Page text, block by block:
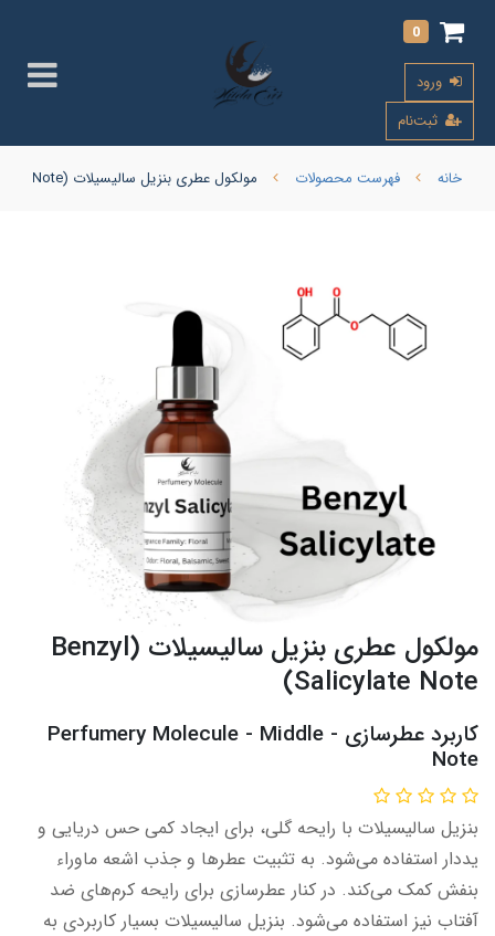
0
ورود
ثبت‌نام
خانه فهرست محصولات مولکول عطری بنزیل سالیسیلات (Benzyl Salicylate Note)
مولکول عطری بنزیل سالیسیلات (Benzyl
Salicylate Note)
کاربرد عطرسازی - Perfumery Molecule - Middle
Note​​​
بنزیل سالیسیلات با رایحه‌ گلی، برای ایجاد کمی حس دریایی و
یددار استفاده می‌شود. به تثبیت عطرها و جذب اشعه ماوراء
بنفش کمک می‌کند. در کنار عطرسازی برای رایحه کرم‌های ضد
آفتاب نیز استفاده می‌شود. بنزیل سالیسیلات بسیار کاربردی به